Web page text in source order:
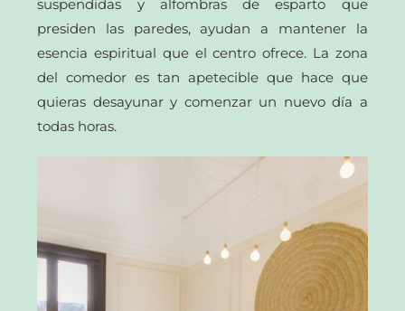
suspendidas y alfombras de esparto que
presiden las paredes, ayudan a mantener la
esencia espiritual que el centro ofrece. La zona
del comedor es tan apetecible que hace que
quieras desayunar y comenzar un nuevo día a
todas horas.